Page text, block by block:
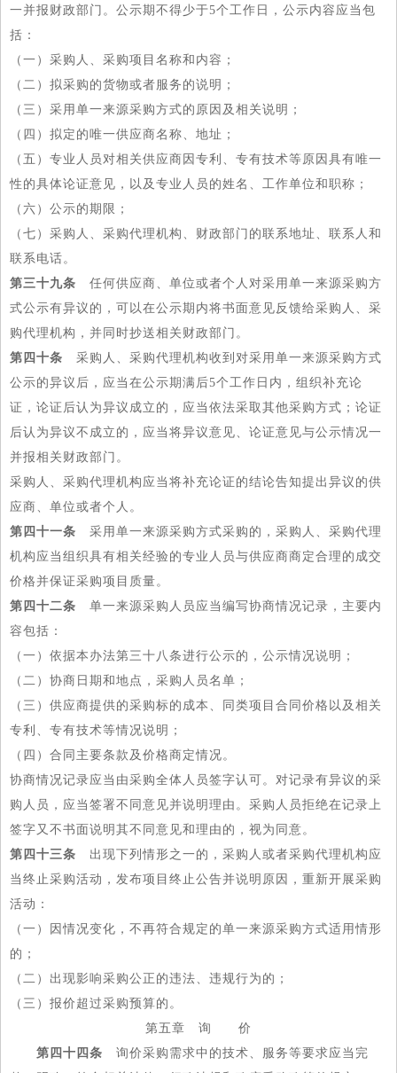
一并报财政部门。公示期不得少于5个工作日，公示内容应当包
括：
（一）采购人、采购项目名称和内容；
（二）拟采购的货物或者服务的说明；
（三）采用单一来源采购方式的原因及相关说明；
（四）拟定的唯一供应商名称、地址；
（五）专业人员对相关供应商因专利、专有技术等原因具有唯一
性的具体论证意见，以及专业人员的姓名、工作单位和职称；
（六）公示的期限；
（七）采购人、采购代理机构、财政部门的联系地址、联系人和
联系电话。
第三十九条 任何供应商、单位或者个人对采用单一来源采购方
式公示有异议的，可以在公示期内将书面意见反馈给采购人、采
购代理机构，并同时抄送相关财政部门。
第四十条 采购人、采购代理机构收到对采用单一来源采购方式
公示的异议后，应当在公示期满后5个工作日内，组织补充论
证，论证后认为异议成立的，应当依法采取其他采购方式；论证
后认为异议不成立的，应当将异议意见、论证意见与公示情况一
并报相关财政部门。
采购人、采购代理机构应当将补充论证的结论告知提出异议的供
应商、单位或者个人。
第四十一条 采用单一来源采购方式采购的，采购人、采购代理
机构应当组织具有相关经验的专业人员与供应商商定合理的成交
价格并保证采购项目质量。
第四十二条 单一来源采购人员应当编写协商情况记录，主要内
容包括：
（一）依据本办法第三十八条进行公示的，公示情况说明；
（二）协商日期和地点，采购人员名单；
（三）供应商提供的采购标的成本、同类项目合同价格以及相关
专利、专有技术等情况说明；
（四）合同主要条款及价格商定情况。
协商情况记录应当由采购全体人员签字认可。对记录有异议的采
购人员，应当签署不同意见并说明理由。采购人员拒绝在记录上
签字又不书面说明其不同意见和理由的，视为同意。
第四十三条 出现下列情形之一的，采购人或者采购代理机构应
当终止采购活动，发布项目终止公告并说明原因，重新开展采购
活动：
（一）因情况变化，不再符合规定的单一来源采购方式适用情形
的；
（二）出现影响采购公正的违法、违规行为的；
（三）报价超过采购预算的。
第五章 询 价
第四十四条 询价采购需求中的技术、服务等要求应当完